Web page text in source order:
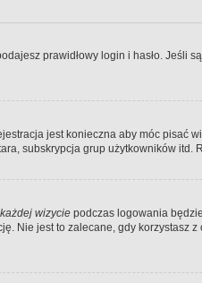
prawidłowy login i hasło. Jeśli
jest konieczna aby móc
subskrypcja grup użytkowników
wizycie podczas logowania
Nie jest to zalecane, gdy